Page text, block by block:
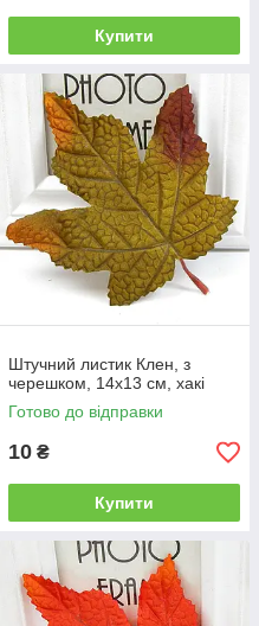
Купити
Штучний листик Клен, з
черешком, 14х13 см, хакі
Готово до відправки
10 ₴
Купити